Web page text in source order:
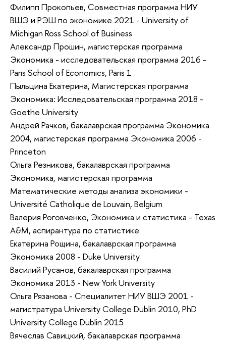
Филипп Прокопьев, Совместная программа НИУ
ВШЭ и РЭШ по экономике 2021 - University of
Michigan Ross School of Business
Александр Прошин, магистерская программа
Экономика - исследовательская программа 2016 -
Paris School of Economics, Paris 1
Пыльцина Екатерина, Магистерская программа
Экономика: Исследовательская программа 2018 -
Goethe University
Андрей Рачков, бакалаврская программа Экономика
2004, магистерская программа Экономика 2006 -
Princeton
Ольга Резникова, бакалаврская программа
Экономика, магистерская программа
Математические методы анализа экономики -
Université Catholique de Louvain, Belgium
Валерия Роговченко, Экономика и статистика - Texas
A&M, аспирантура по статистике
Екатерина Рощина, бакалаврская программа
Экономика 2008 - Duke University
Василий Русанов, бакалаврская программа
Экономика 2013 - New York University
Ольга Рязанова - Специалитет НИУ ВШЭ 2001 -
магистратура University College Dublin 2010, PhD
University College Dublin 2015
Вячеслав Савицкий, бакалаврская программа